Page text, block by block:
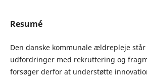
Resumé
Den danske kommunale ældrepleje
udfordringer med rekruttering og
forsøger derfor at understøtte